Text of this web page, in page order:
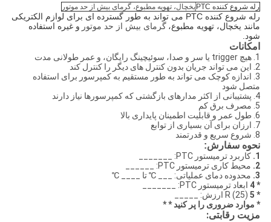
رله شروع کننده PTC یخچال، تهویه مطبوع، گرمای بیش از حد موتور
رله شروع کننده PTC می تواند به طور گسترده ای برای لوازم الکتریکی
مانند یخچال، تهویه مطبوع، گرمای بیش از حد موتور و غیره استفاده
شود.
امکانات
1. هیچ trigger یا سر و صدا، سوئیچینگ رایگان، و عمر طولانی مدت
2. این می تواند جریان بدون کنترل های دیگر را کنترل کند
3. اندازه کوچک می تواند به طور مستقیم به کمپرسور برای استفاده
متصل شود
4. پشتیبانی از اکثر مدارهای بازگشتی که کمپرسورها نیاز دارند
5. مصرف برق کم
6. طول عمر و قابلیت اطمینان پایداری بالا
7. ارزان برای آن بسیاری از توابع
8. شروع سریع و قدرتمند
نحوه سفارش:
1. کاربرد ترمیستور PTC: _______
2. محیط کاری ترمیستور PTC: ______
3. محدوده دمای عملیاتی: ___ ℃ تا ____ ℃
* 4
ابعاد ترمیستور PTC: _______
* 5
R (25) ارزش: _____
* موارد ضروری را پر کنید * *
مزیت رقابتی: